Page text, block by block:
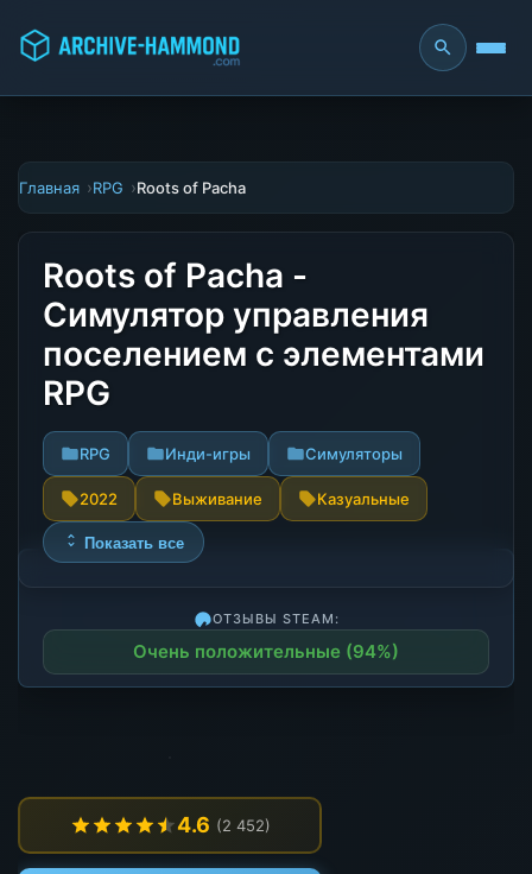
Главная RPG Roots of Pacha
Roots of Pacha -
Симулятор управления
поселением с элементами
RPG
RPG Инди-игры Симуляторы
2022 Выживание Казуальные
Показать все
ОТЗЫВЫ STEAM:
Очень положительные (94%)
4.6 (2 452)